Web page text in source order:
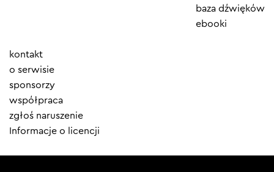
baza dźwięków
ebooki
Element
menu
kontakt
o serwisie
sponsorzy
współpraca
zgłoś naruszenie
Informacje o licencji